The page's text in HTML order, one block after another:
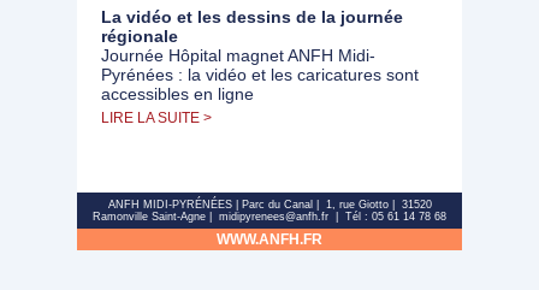
La vidéo et les dessins de la journée
régionale
Journée Hôpital magnet ANFH Midi-
Pyrénées : la vidéo et les caricatures sont
accessibles en ligne
LIRE LA SUITE >
ANFH MIDI-PYRÉNÉES | Parc du Canal | 1, rue Giotto | 31520
Ramonville Saint-Agne | midipyrenees@anfh.fr | Tél : 05 61 14 78 68
WWW.ANFH.FR